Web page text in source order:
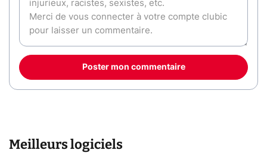
Poster mon commentaire
Meilleurs logiciels